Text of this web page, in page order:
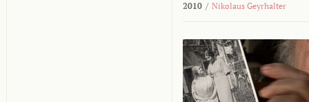
2010 / Nikolaus Geyrhalter